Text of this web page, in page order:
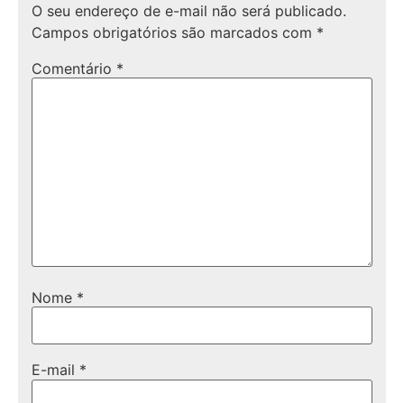
O seu endereço de e-mail não será publicado.
Campos obrigatórios são marcados com *
Comentário *
Nome *
E-mail *